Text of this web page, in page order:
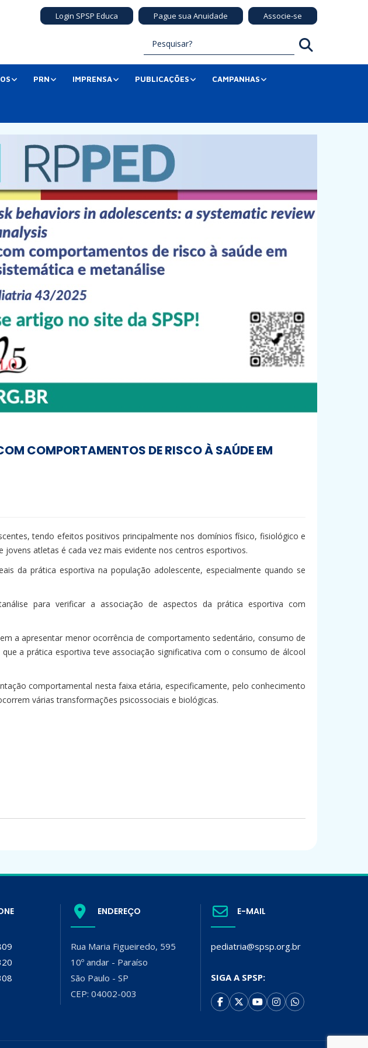
Login SPSP Educa Pague sua Anuidade Associe-se
PRN IMPRENSA PUBLICAÇÕES CAMPANHAS
COMPORTAMENTOS DE RISCO À SAÚDE EM
tendo efeitos positivos principalmente nos domínios físico, fisiológico e
atletas é cada vez mais evidente nos centros esportivos.
da prática esportiva na população adolescente, especialmente quando se
para verificar a associação de aspectos da prática esportiva com
a apresentar menor ocorrência de comportamento sedentário, consumo de
a prática esportiva teve associação significativa com o consumo de álcool
comportamental nesta faixa etária, especificamente, pelo conhecimento
várias transformações psicossociais e biológicas.
ENDEREÇO
Rua Maria Figueiredo, 595
10º andar - Paraíso
São Paulo - SP
CEP: 04002-003
E-MAIL
pediatria@spsp.org.br
SIGA A SPSP: